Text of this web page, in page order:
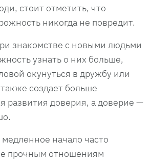
стоит отметить, что
никогда не повредит.
знакомстве с новыми людьми
узнать о них больше,
окунуться в дружбу или
создает больше
развития доверия, а доверие —
начало часто
прочным отношениям